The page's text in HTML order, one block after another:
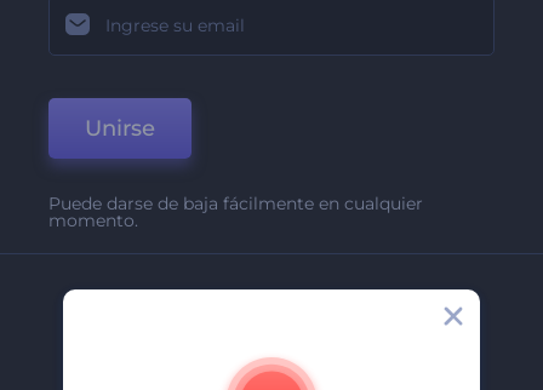
Unirse
Puede darse de baja fácilmente en cualquier
momento.